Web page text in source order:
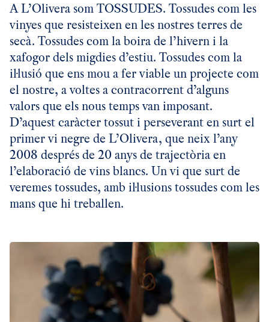
A L’Olivera som TOSSUDES. Tossudes com les
vinyes que resisteixen en les nostres terres de
secà. Tossudes com la boira de l’hivern i la
xafogor dels migdies d’estiu. Tossudes com la
il·lusió que ens mou a fer viable un projecte com
el nostre, a voltes a contracorrent d’alguns
valors que els nous temps van imposant.
D’aquest caràcter tossut i perseverant en surt el
primer vi negre de L’Olivera, que neix l’any
2008 després de 20 anys de trajectòria en
l’elaboració de vins blancs. Un vi que surt de
veremes tossudes, amb il·lusions tossudes com les
mans que hi treballen.